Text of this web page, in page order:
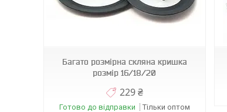
Багато розмірна скляна кришка
розмір 16/18/20
229 ₴
Готово до відправки Тільки оптом